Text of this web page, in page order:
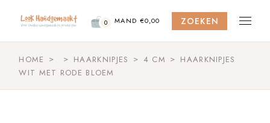
content
0 MAND €0,00 ZOEKEN
HOME HAARKNIPJES 4 CM
HAARKNIPJES
WIT MET RODE BLOEM